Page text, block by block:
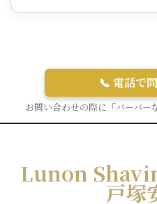
📞 電話で
お問い合わせの際に「バーバー
Lunon
戸塚